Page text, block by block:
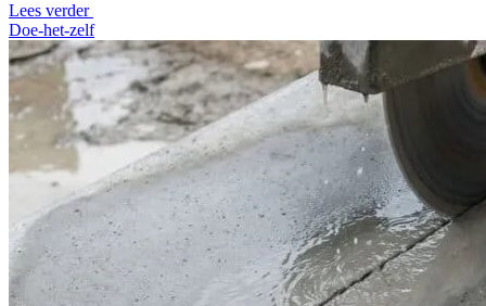
Lees verder
Doe-het-zelf